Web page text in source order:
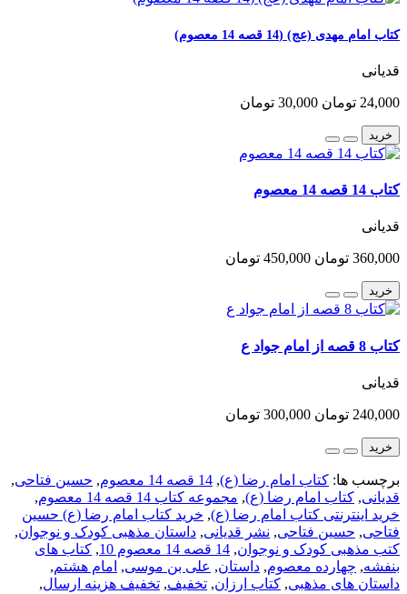
کتاب امام مهدی (عج) (14 قصه 14 معصوم)
قدیانی
24,000 تومان 30,000 تومان
خرید
کتاب 14 قصه 14 معصوم
قدیانی
360,000 تومان 450,000 تومان
خرید
کتاب 8 قصه از امام جواد ع
قدیانی
240,000 تومان 300,000 تومان
خرید
برچسب ها: کتاب امام رضا (ع), 14 قصه 14 معصوم , حسین فتاحی,
قدیانی, کتاب امام رضا (ع), مجموعه کتاب 14 قصه 14 معصوم
,
خرید اینترنتی کتاب امام رضا (ع), خرید کتاب امام رضا (ع) حسین
فتاحی, حسین فتاحی, نشر قدیانی, داستان مذهبی کودک و نوجوان,
کتب مذهبی کودک و نوجوان, 14 قصه 14 معصوم 10 , کتاب های
بنفشه, چهارده معصوم, داستان, علی بن موسی, امام هشتم,
داستان های مذهبی, کتاب ارزان, تخفیف, تخفیف هزینه ارسال,